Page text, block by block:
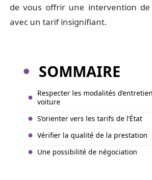
de vous offrir une intervention
avec un tarif insignifiant.
SOMMAIRE
Respecter les modalités
voiture
S’orienter vers les tarifs de l’État
Vérifier la qualité de la prestation
Une possibilité de négociation